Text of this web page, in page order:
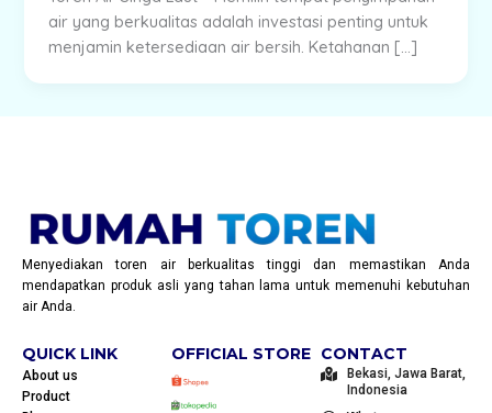
air yang berkualitas adalah investasi penting untuk
menjamin ketersediaan air bersih. Ketahanan […]
Menyediakan toren air berkualitas tinggi dan memastikan Anda
mendapatkan produk asli yang tahan lama untuk memenuhi kebutuhan
air Anda.
QUICK LINK
About us
Product
OFFICIAL STORE CONTACT
Bekasi, Jawa Barat,
Indonesia